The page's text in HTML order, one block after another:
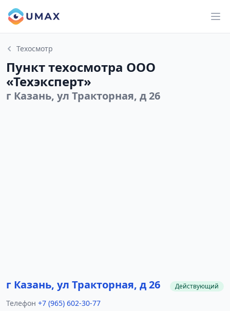
Техосмотр
Пункт техосмотра ООО
«Техэксперт»
г Казань, ул Тракторная, д 26
г Казань, ул Тракторная, д 26 Действующий
Телефон +7 (965) 602-30-77